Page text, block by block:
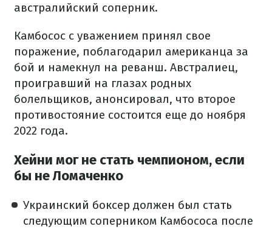
австралийский соперник.
Камбосос с уважением принял свое
поражение, поблагодарил американца за
бой и намекнул на реванш. Австралиец,
проигравший на глазах родных
болельщиков, анонсировал, что второе
противостояние состоится еще до ноября
2022 года.
Хейни мог не стать чемпионом, если
бы не Ломаченко
Украинский боксер должен был стать
следующим соперником Камбососа после